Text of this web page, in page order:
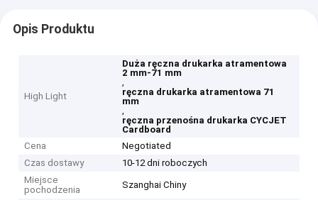
Opis Produktu
High Light
Duża ręczna drukarka atramentowa
2 mm-71 mm
,
ręczna drukarka atramentowa 71
mm
,
ręczna przenośna drukarka CYCJET
Cardboard
Cena
Negotiated
Czas dostawy
10-12 dni roboczych
Miejsce
pochodzenia
Szanghai Chiny